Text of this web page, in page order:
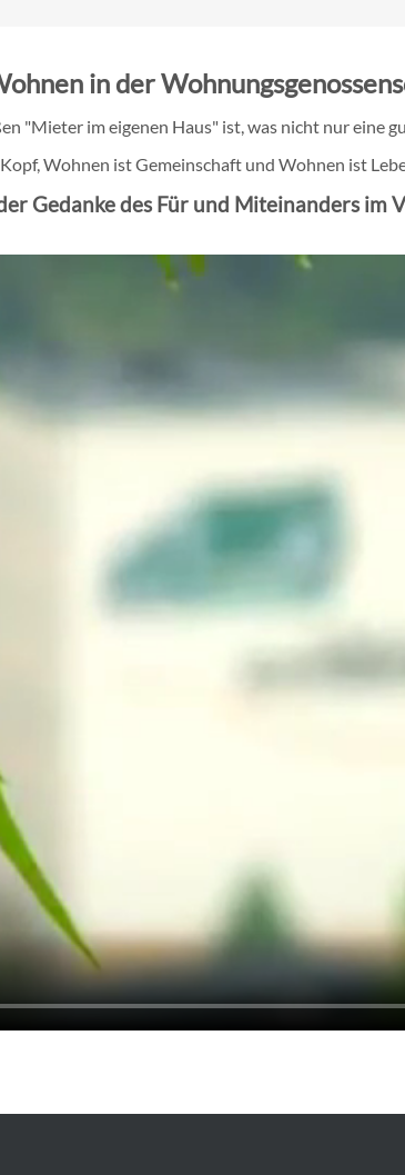
in der
"Mieter im eigenen Haus" ist, was nicht nur eine
Wohnen ist Gemeinschaft und Wohnen ist
Gedanke des Für und Miteinanders im